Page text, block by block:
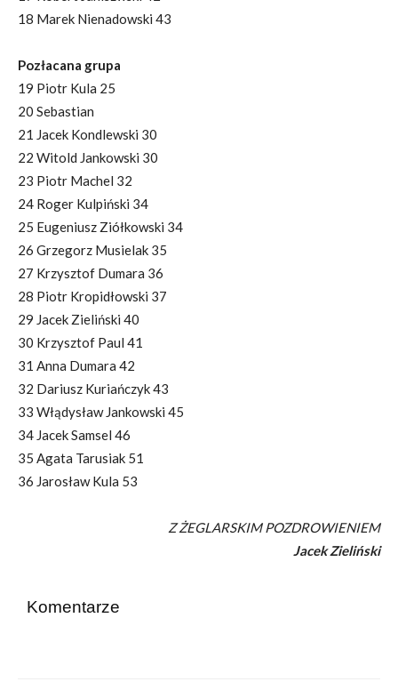
18 Marek Nienadowski 43
Pozłacana grupa
19 Piotr Kula 25
20 Sebastian
21 Jacek Kondlewski 30
22 Witold Jankowski 30
23 Piotr Machel 32
24 Roger Kulpiński 34
25 Eugeniusz Ziółkowski 34
26 Grzegorz Musielak 35
27 Krzysztof Dumara 36
28 Piotr Kropidłowski 37
29 Jacek Zieliński 40
30 Krzysztof Paul 41
31 Anna Dumara 42
32 Dariusz Kuriańczyk 43
33 Włądysław Jankowski 45
34 Jacek Samsel 46
35 Agata Tarusiak 51
36 Jarosław Kula 53
Z ŻEGLARSKIM POZDROWIENIEM
Jacek Zieliński
Komentarze